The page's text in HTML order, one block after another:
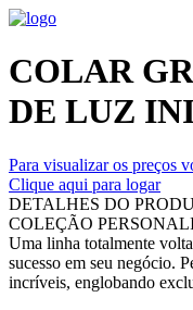
COLAR
DE LUZ
Para visualizar os preços
Clique aqui para logar
DETALHES DO
COLEÇÃO
Uma linha totalmente
sucesso em seu negócio.
incríveis, englobando